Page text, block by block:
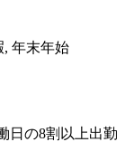
, 年末年始
日の8割以上出勤